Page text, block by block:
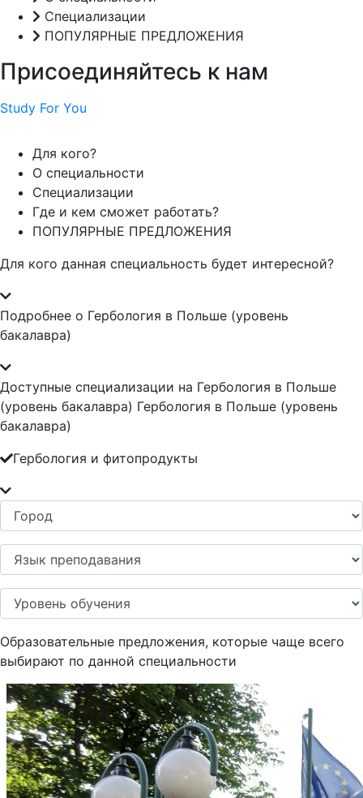
Специализации
ПОПУЛЯРНЫЕ ПРЕДЛОЖЕНИЯ
Присоединяйтесь к нам
Study For You
Для кого?
О специальности
Специализации
Где и кем сможет работать?
ПОПУЛЯРНЫЕ ПРЕДЛОЖЕНИЯ
Для кого данная специальность будет интересной?
Подробнее о Гербология в Польше (уровень
бакалавра)
Доступные специализации на Гербология в Польше
(уровень бакалавра) Гербология в Польше (уровень
бакалавра)
Гербология и фитопродукты
Образовательные предложения, которые чаще всего
выбирают по данной специальности